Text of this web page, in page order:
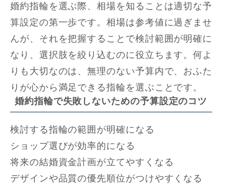
婚約指輪を選ぶ際、相場を知ることは適切な予
算設定の第一歩です。相場は参考値に過ぎませ
んが、それを把握することで検討範囲が明確に
なり、選択肢を絞り込むのに役立ちます。何よ
りも大切なのは、無理のない予算内で、おふた
りが心から満足できる指輪を選ぶことです。
婚約指輪で失敗しないための予算設定のコツ
検討する指輪の範囲が明確になる
ショップ選びが効率的になる
将来の結婚資金計画が立てやすくなる
デザインや品質の優先順位がつけやすくなる